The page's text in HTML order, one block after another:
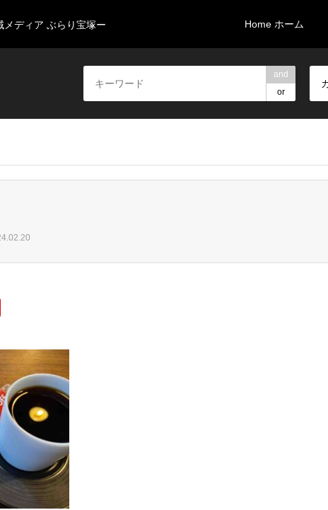
メディア ぶらり宝塚ー Home ホーム
and
or
/home/brali/brali-takarazuka.com/public_html/